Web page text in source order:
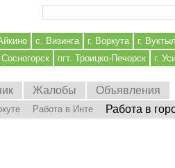
с. Визинга г. Воркута г. Вуктыл
Сосногорск пгт. Троицко-Печорск г.
Жалобы Объявления
Работа в Инте Работа в